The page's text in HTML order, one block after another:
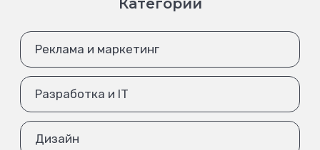
Категории
Реклама и маркетинг
Разработка и IT
Дизайн